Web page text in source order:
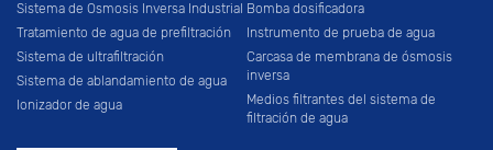
Sistema de Osmosis Inversa Industrial
Tratamiento de agua de prefiltración
Sistema de ultrafiltración
Sistema de ablandamiento de agua
Ionizador de agua
Bomba dosificadora
Instrumento de prueba de agua
Carcasa de membrana de ósmosis
inversa
Medios filtrantes del sistema de
filtración de agua